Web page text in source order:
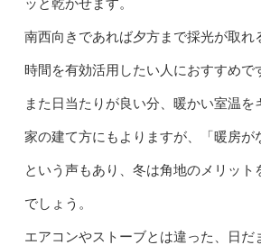
ッと乾かせます。
南西向きであれば夕方まで採光が取れ
時間を有効活用したい人におすすめで
また日当たりが良い分、暖かい室温を
家の建て方にもよりますが、「暖房が
という声もあり、冬は角地のメリット
でしょう。
エアコンやストーブとは違った、日だ